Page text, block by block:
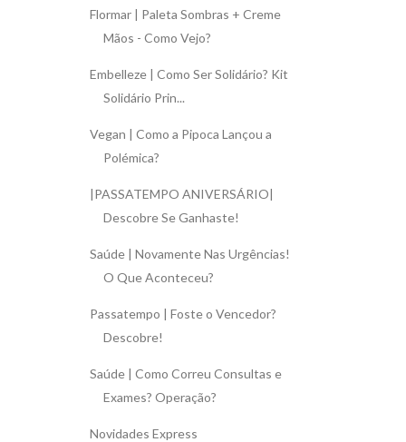
Flormar | Paleta Sombras + Creme
Mãos - Como Vejo?
Embelleze | Como Ser Solidário? Kit
Solidário Prin...
Vegan | Como a Pipoca Lançou a
Polémica?
|PASSATEMPO ANIVERSÁRIO|
Descobre Se Ganhaste!
Saúde | Novamente Nas Urgências!
O Que Aconteceu?
Passatempo | Foste o Vencedor?
Descobre!
Saúde | Como Correu Consultas e
Exames? Operação?
Novidades Express